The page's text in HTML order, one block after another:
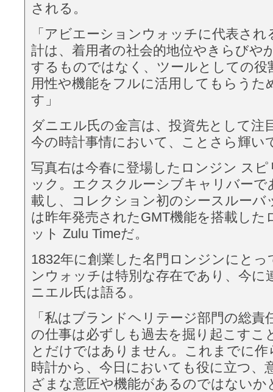
される。
「アビエーションウォッチに代表さ
計は、着用者の社会的地位やきらびや
するものではなく、ツールとしての役
用性や機能をフルに活用してもらうた
す」
ダニエル氏の金言は、投資先として注
今の時計事情において、ことさら輝い
写真右は今春に登場したロンジン ス
ック。エクスクルーシブキャリバーで
載し、コレクション初のシースルーバ
は昨年発売されたGMT機能を搭載した
ット Zulu Timeだ。
1832年に創業した名門ロンジンにと
ンウォッチは特別な存在であり、今に
ニエル氏は語る。
「私はブランドヘリテージ部門の総責
の仕事は必ずしも過去を掘り起こすこ
とだけではありません。これまでに
時計から、今日においても役に立つ、
ざまな意匠や機能があるのではないか